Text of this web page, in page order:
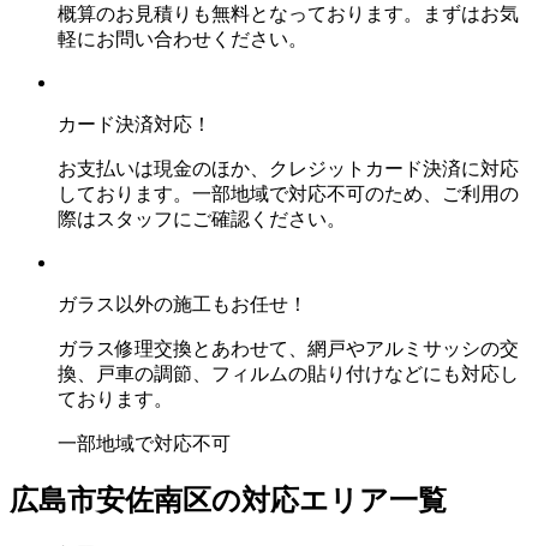
概算のお見積りも無料となっております。まずはお気
軽にお問い合わせください。
カード決済対応！
お支払いは現金のほか、クレジットカード決済に対応
しております。一部地域で対応不可のため、ご利用の
際はスタッフにご確認ください。
ガラス以外の施工もお任せ！
ガラス修理交換とあわせて、網戸やアルミサッシの交
換、戸車の調節、フィルムの貼り付けなどにも対応し
ております。
一部地域で対応不可
広島市安佐南区の対応エリア一覧